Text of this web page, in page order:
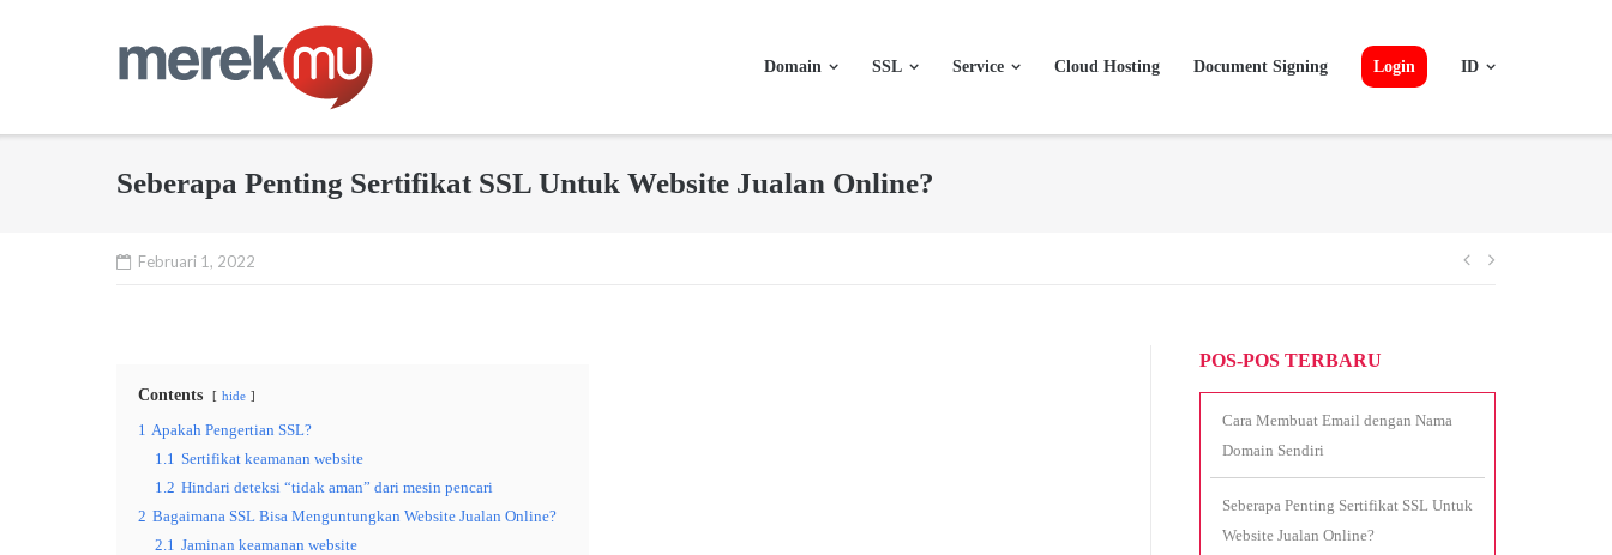
Domain SSL Service Cloud Hosting Document Signing Login ID
Seberapa Penting Sertifikat SSL Untuk Website Jualan Online?
Februari 1, 2022
Navigasi
Contents hide
1 Apakah Pengertian SSL?
1.1 Sertifikat keamanan website
1.2 Hindari deteksi “tidak aman” dari mesin pencari
2 Bagaimana SSL Bisa Menguntungkan Website Jualan Online?
2.1 Jaminan keamanan website
POS-POS TERBARU
Cara Membuat Email dengan Nama
Domain Sendiri
Seberapa Penting Sertifikat SSL Untuk
Website Jualan Online?